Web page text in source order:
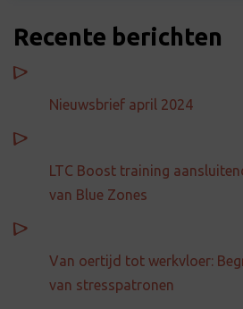
Recente berichten
Nieuwsbrief april 2024
LTC Boost training
van Blue Zones
Van oertijd tot werkvloer:
van stresspatronen